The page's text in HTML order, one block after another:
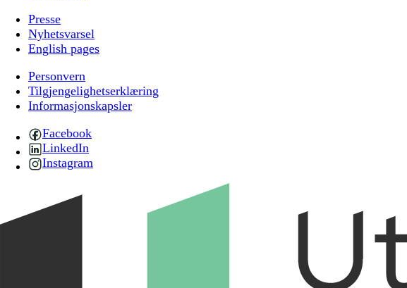
Presse
Nyhetsvarsel
English pages
Personvern
Tilgjengelighetserklæring
Informasjonskapsler
Facebook
LinkedIn
Instagram